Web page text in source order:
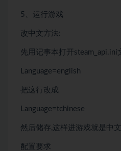
5、运行游戏
改中文方法:
先用记事本打开steam_api.ini
Language=english
把这行改成
Language=tchinese
然后储存,这样进游戏就是中
配置要求